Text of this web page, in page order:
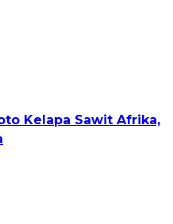
Kelapa Sawit Afrika,